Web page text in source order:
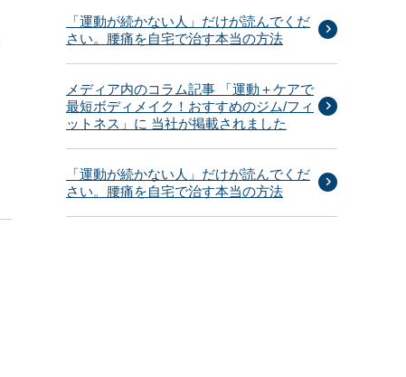
「運動が続かない人」だけが読んでくだ
さい。腰痛を自宅で治す本当の方法
メディア内のコラム記事 「運動＋ケアで
最短ボディメイク！おすすめのジム/フィ
ットネス」に 当社が掲載されました
「運動が続かない人」だけが読んでくだ
さい。腰痛を自宅で治す本当の方法